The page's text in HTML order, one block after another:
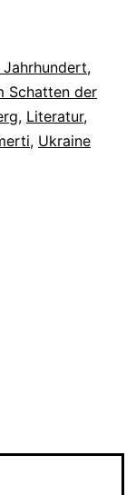
Jahrhundert,
Schatten der
, Literatur,
, Ukraine